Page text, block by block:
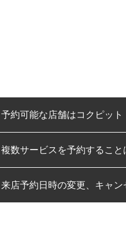
予約可能な店舗はコクピット
コクピット・タイヤ館のみ
複数サービスを予約すること
複数サービスのご予約は可
来店予約日時の変更、キャン